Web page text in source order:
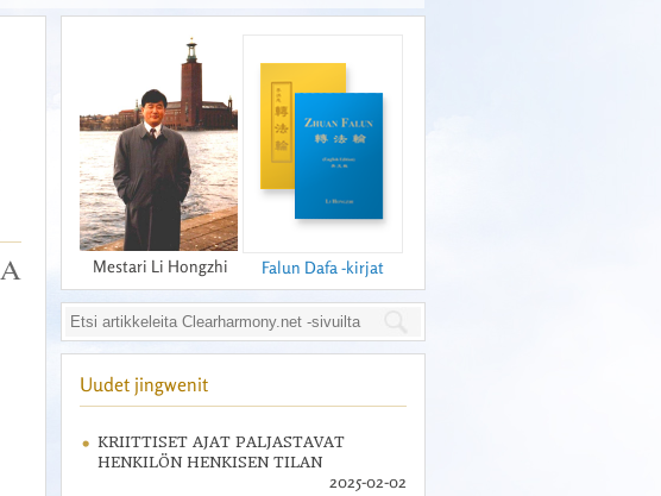
Mestari Li Hongzhi Falun Dafa -kirjat
Uudet jingwenit
KRIITTISET AJAT PALJASTAVAT
HENKILÖN HENKISEN TILAN
2025-02-02